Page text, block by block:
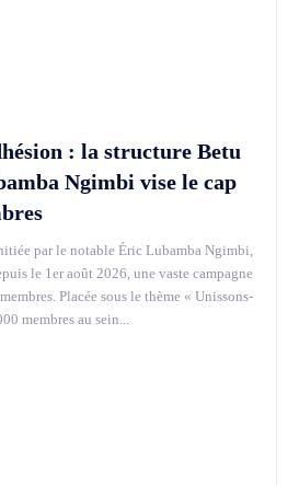
: la structure Betu
Ngimbi vise le cap
par le notable Éric Lubamba Ngimbi,
le 1er août 2026, une vaste campagne
Placée sous le thème « Unissons-
membres au sein...